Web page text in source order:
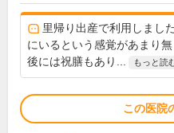
里帰り出産で利用しまし
にいるという感覚があまり
後には祝膳もあり...
もっと読
この医院